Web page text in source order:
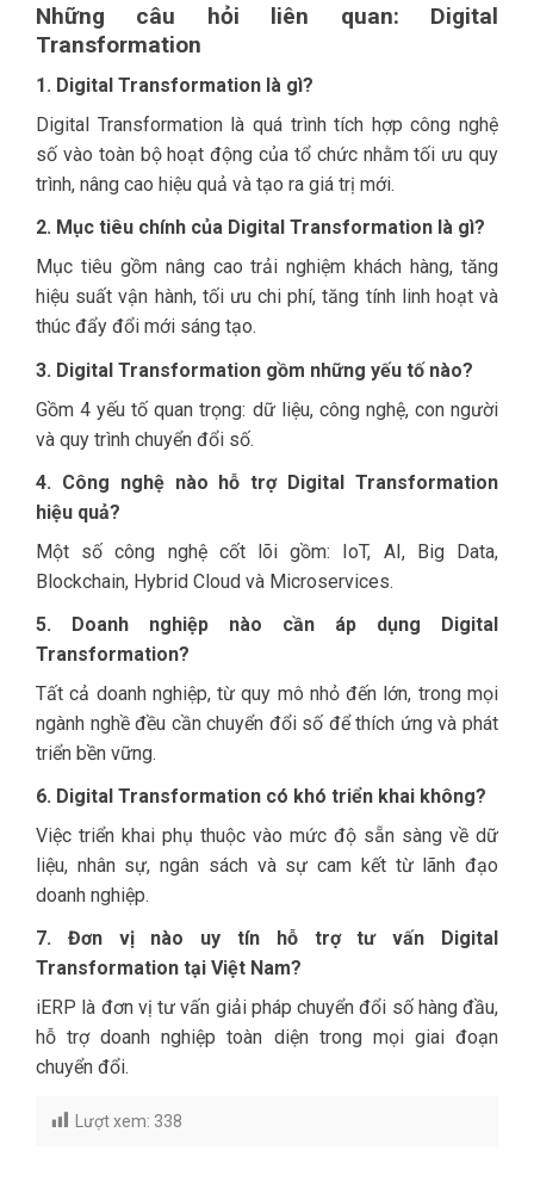
Những câu hỏi liên quan: Digital
Transformation
1. Digital Transformation là gì?
Digital Transformation là quá trình tích hợp công nghệ
số vào toàn bộ hoạt động của tổ chức nhằm tối ưu quy
trình, nâng cao hiệu quả và tạo ra giá trị mới.
2. Mục tiêu chính của Digital Transformation là gì?
Mục tiêu gồm nâng cao trải nghiệm khách hàng, tăng
hiệu suất vận hành, tối ưu chi phí, tăng tính linh hoạt và
thúc đẩy đổi mới sáng tạo.
3. Digital Transformation gồm những yếu tố nào?
Gồm 4 yếu tố quan trọng: dữ liệu, công nghệ, con người
và quy trình chuyển đổi số.
4. Công nghệ nào hỗ trợ Digital Transformation
hiệu quả?
Một số công nghệ cốt lõi gồm: IoT, AI, Big Data,
Blockchain, Hybrid Cloud và Microservices.
5. Doanh nghiệp nào cần áp dụng Digital
Transformation?
Tất cả doanh nghiệp, từ quy mô nhỏ đến lớn, trong mọi
ngành nghề đều cần chuyển đổi số để thích ứng và phát
triển bền vững.
6. Digital Transformation có khó triển khai không?
Việc triển khai phụ thuộc vào mức độ sẵn sàng về dữ
liệu, nhân sự, ngân sách và sự cam kết từ lãnh đạo
doanh nghiệp.
7. Đơn vị nào uy tín hỗ trợ tư vấn Digital
Transformation tại Việt Nam?
iERP là đơn vị tư vấn giải pháp chuyển đổi số hàng đầu,
hỗ trợ doanh nghiệp toàn diện trong mọi giai đoạn
chuyển đổi.
Lượt xem: 338